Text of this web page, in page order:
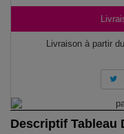
Livraison à partir du
Descriptif Tableau